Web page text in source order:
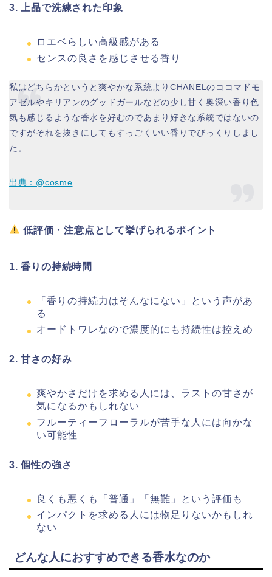
3. 上品で洗練された印象
ロエベらしい高級感がある
センスの良さを感じさせる香り
私はどちらかというと爽やかな系統よりCHANELのココマドモ
アゼルやキリアンのグッドガールなどの少し甘く奥深い香り色
気も感じるような香水を好むのであまり好きな系統ではないの
ですがそれを抜きにしてもすっごくいい香りでびっくりしまし
た。
出典：@cosme
低評価・注意点として挙げられるポイント
1. 香りの持続時間
「香りの持続力はそんなにない」という声があ
る
オードトワレなので濃度的にも持続性は控えめ
2. 甘さの好み
爽やかさだけを求める人には、ラストの甘さが
気になるかもしれない
フルーティーフローラルが苦手な人には向かな
い可能性
3. 個性の強さ
良くも悪くも「普通」「無難」という評価も
インパクトを求める人には物足りないかもしれ
ない
どんな人におすすめできる香水なのか